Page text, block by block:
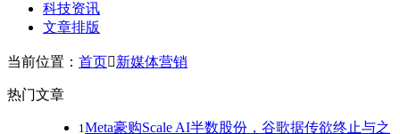
科技资讯
文章排版
当前位置： 首页新媒体营销
热门文章
1Meta豪购Scale AI半数股份，谷歌据传欲终止与之